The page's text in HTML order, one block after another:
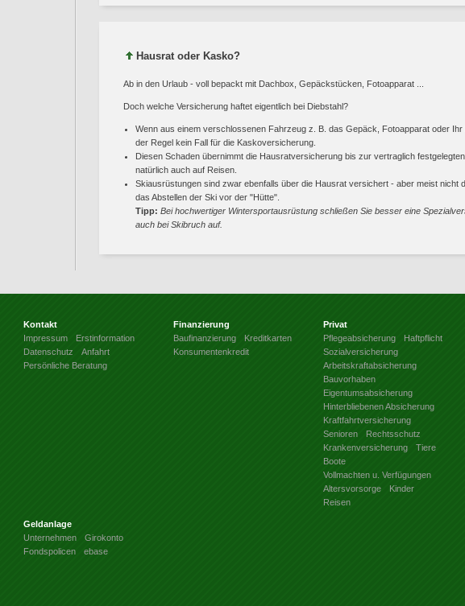
Hausrat oder Kasko?
Ab in den Urlaub - voll bepackt mit Dachbox, Gepäckstücken, Fotoapparat ...
Doch welche Versicherung haftet eigentlich bei Diebstahl?
Wenn aus einem verschlossenen Fahrzeug z. B. das Gepäck, Fotoapparat oder
der Regel kein Fall für die Kaskoversicherung.
Diesen Schaden übernimmt die Hausratversicherung bis zur vertraglich
natürlich auch auf Reisen.
Skiausrüstungen sind zwar ebenfalls über die Hausrat versichert - aber meist nicht
das Abstellen der Ski vor der "Hütte".
Tipp: Bei hochwertiger Wintersportausrüstung schließen Sie besser eine
auch bei Skibruch auf.
Kontakt
Impressum
Erstinformation
Datenschutz
Anfahrt
Persönliche Beratung
Finanzierung
Baufinanzierung
Kreditkarten
Konsumentenkredit
Privat
Pflegeabsicherung
Haftpflicht
Sozialversicherung
Arbeitskraftabsicherung
Bauvorhaben
Eigentumsabsicherung
Hinterbliebenen Absicherung
Kraftfahrtversicherung
Senioren
Rechtsschutz
Krankenversicherung
Tiere
Boote
Vollmachten u. Verfügungen
Altersvorsorge
Kinder
Reisen
Geldanlage
Unternehmen
Girokonto
Fondspolicen
ebase